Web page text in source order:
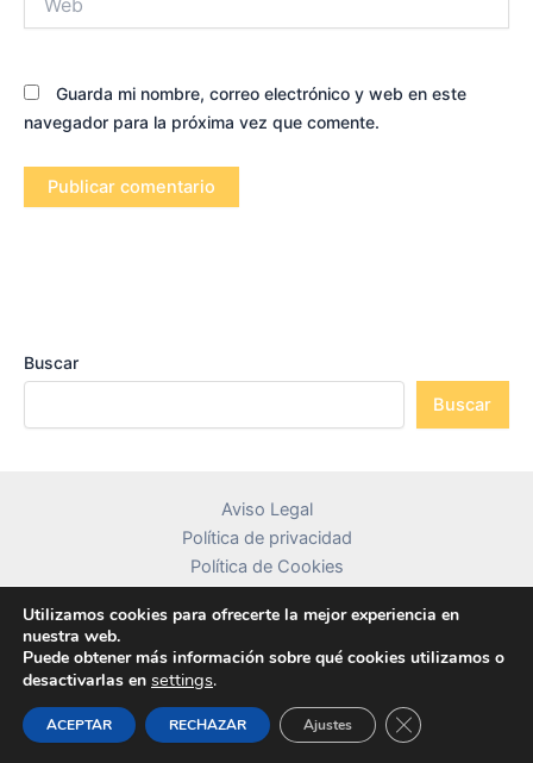
Guarda mi nombre, correo electrónico y web en este
navegador para la próxima vez que comente.
Buscar
Buscar
Aviso Legal
Política de privacidad
Política de Cookies
Utilizamos cookies para ofrecerte la mejor experiencia en
nuestra web.
Puede obtener más información sobre qué cookies utilizamos o
desactivarlas en settings.
ACEPTAR RECHAZAR Ajustes Cerrar el banner